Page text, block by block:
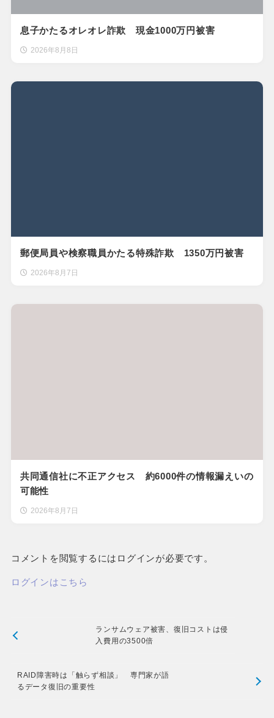
息子かたるオレオレ詐欺 現金1000万円被害
2026年8月8日
郵便局員や検察職員かたる特殊詐欺 1350万円被害
2026年8月7日
共同通信社に不正アクセス 約6000件の情報漏えいの
可能性
2026年8月7日
コメントを閲覧するにはログインが必要です。
ログインはこちら
ランサムウェア被害、復旧コストは侵
入費用の3500倍
RAID障害時は「触らず相談」 専門家が語
るデータ復旧の重要性